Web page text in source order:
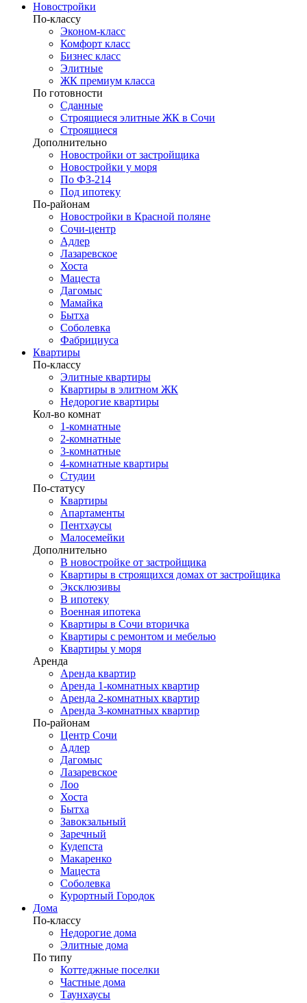
Новостройки
По-классу
Эконом-класс
Комфорт класс
Бизнес класс
Элитные
ЖК премиум класса
По готовности
Сданные
Строящиеся элитные ЖК в Сочи
Строящиеся
Дополнительно
Новостройки от застройщика
Новостройки у моря
По ФЗ-214
Под ипотеку
По-районам
Новостройки в Красной поляне
Сочи-центр
Адлер
Лазаревское
Хоста
Мацеста
Дагомыс
Мамайка
Бытха
Соболевка
Фабрициуса
Квартиры
По-классу
Элитные квартиры
Квартиры в элитном ЖК
Недорогие квартиры
Кол-во комнат
1-комнатные
2-комнатные
3-комнатные
4-комнатные квартиры
Студии
По-статусу
Квартиры
Апартаменты
Пентхаусы
Малосемейки
Дополнительно
В новостройке от застройщика
Квартиры в строящихся домах от застройщика
Эксклюзивы
В ипотеку
Военная ипотека
Квартиры в Сочи вторичка
Квартиры с ремонтом и мебелью
Квартиры у моря
Аренда
Аренда квартир
Аренда 1-комнатных квартир
Аренда 2-комнатных квартир
Аренда 3-комнатных квартир
По-районам
Центр Сочи
Адлер
Дагомыс
Лазаревское
Лоо
Хоста
Бытха
Завокзальный
Заречный
Кудепста
Макаренко
Мацеста
Соболевка
Курортный Городок
Дома
По-классу
Недорогие дома
Элитные дома
По типу
Коттеджные поселки
Частные дома
Таунхаусы